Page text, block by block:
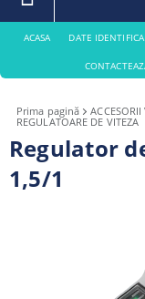
ACASA DATE
Prima pagină
REGULATOARE DE VITEZA
Regulator
1,5/1